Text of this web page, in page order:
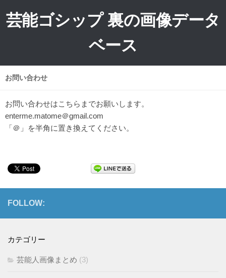
芸能ゴシップ 裏の画像データ
ベース
お問い合わせ
お問い合わせはこちらまでお願いします。
enterme.matome＠gmail.com
「＠」を半角に置き換えてください。
FOLLOW:
カテゴリー
芸能人画像まとめ (3)